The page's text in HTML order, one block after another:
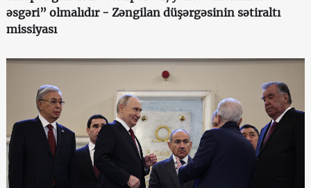
əsgəri” olmalıdır - Zəngilan düşərgəsinin sətiraltı
missiyası